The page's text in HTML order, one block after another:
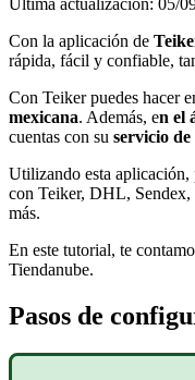
Última actualización: 05/
Con la aplicación de
rápida, fácil y confiable,
Con Teiker puedes hacer
mexicana. Además, en el
cuentas con su servicio
Utilizando esta aplicación,
con Teiker, DHL, Sendex,
más.
En este tutorial, te
Tiendanube.
Pasos de